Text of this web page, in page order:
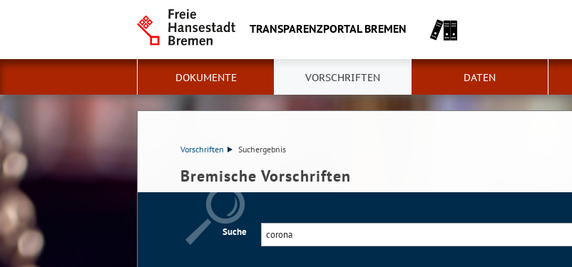
TRANSPARENZPORTAL BREMEN
DOKUMENTE VORSCHRIFTEN DATEN
Vorschriften Suchergebnis
Bremische Vorschriften
Suche